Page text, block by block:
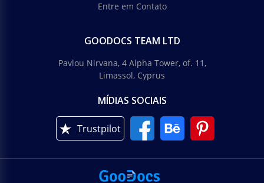
Entre em Contato
GOODOCS TEAM LTD
Pavlou Nirvana, 4 Alpha Tower, of. 11,
Limassol, Cyprus
MÍDIAS SOCIAIS
Trustpilot